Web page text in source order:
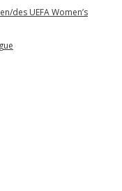
des UEFA Women’s